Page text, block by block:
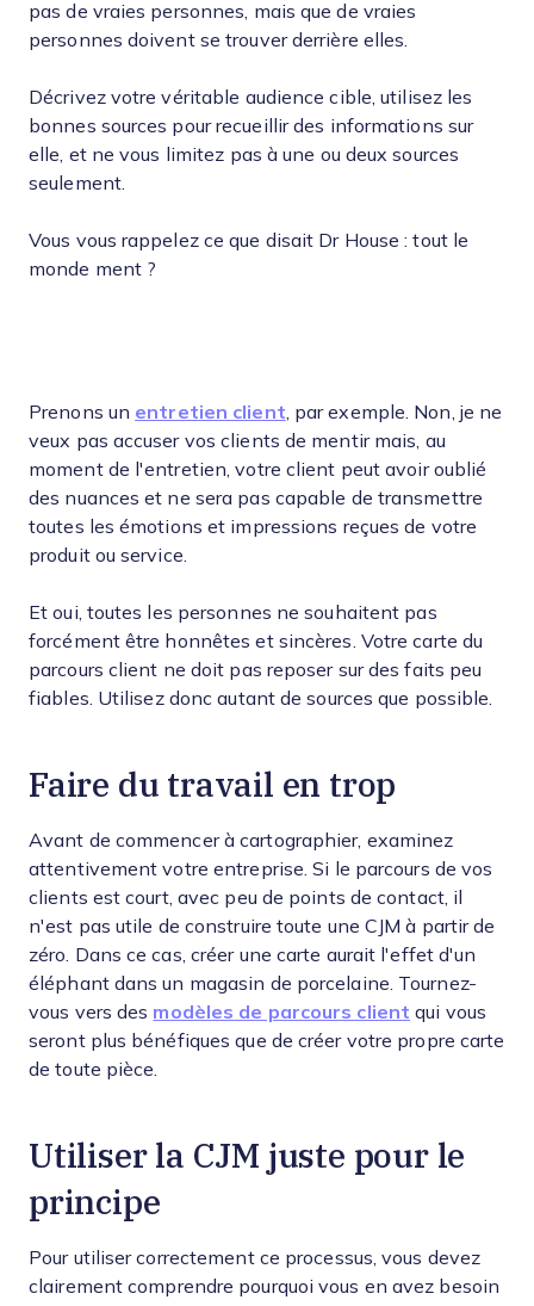
pas de vraies personnes, mais que de vraies
personnes doivent se trouver derrière elles.
Décrivez votre véritable audience cible, utilisez les
bonnes sources pour recueillir des informations sur
elle, et ne vous limitez pas à une ou deux sources
seulement.
Vous vous rappelez ce que disait Dr House : tout le
monde ment ?
Prenons un entretien client , par exemple. Non, je ne
veux pas accuser vos clients de mentir mais, au
moment de l'entretien, votre client peut avoir oublié
des nuances et ne sera pas capable de transmettre
toutes les émotions et impressions reçues de votre
produit ou service.
Et oui, toutes les personnes ne souhaitent pas
forcément être honnêtes et sincères. Votre carte du
parcours client ne doit pas reposer sur des faits peu
fiables. Utilisez donc autant de sources que possible.
Faire du travail en trop
Avant de commencer à cartographier, examinez
attentivement votre entreprise. Si le parcours de vos
clients est court, avec peu de points de contact, il
n'est pas utile de construire toute une CJM à partir de
zéro. Dans ce cas, créer une carte aurait l'effet d'un
éléphant dans un magasin de porcelaine. Tournez-
vous vers des modèles de parcours client qui vous
seront plus bénéfiques que de créer votre propre carte
de toute pièce.
Utiliser la CJM juste pour le
principe
Pour utiliser correctement ce processus, vous devez
clairement comprendre pourquoi vous en avez besoin